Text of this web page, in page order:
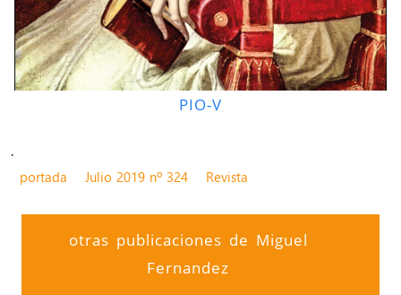
PIO-V
.
portada
Julio 2019 nº 324 Revista
otras publicaciones de Miguel
Fernandez